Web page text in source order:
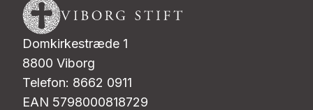
Domkirkestræde 1
8800 Viborg
Telefon: 8662 0911
EAN 5798000818729